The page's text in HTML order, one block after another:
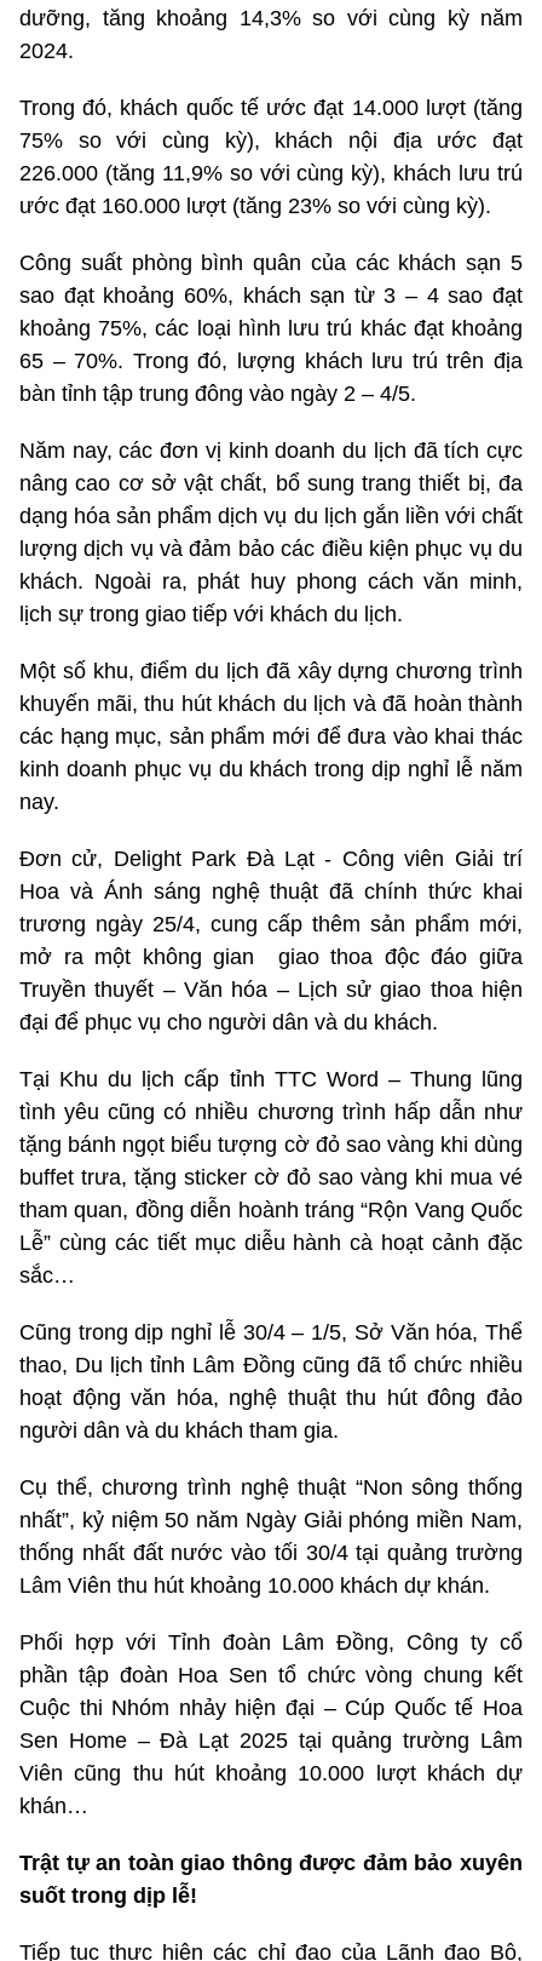
dưỡng, tăng khoảng 14,3% so với cùng kỳ năm
2024.
Trong đó, khách quốc tế ước đạt 14.000 lượt (tăng
75% so với cùng kỳ), khách nội địa ước đạt
226.000 (tăng 11,9% so với cùng kỳ), khách lưu trú
ước đạt 160.000 lượt (tăng 23% so với cùng kỳ).
Công suất phòng bình quân của các khách sạn 5
sao đạt khoảng 60%, khách sạn từ 3 – 4 sao đạt
khoảng 75%, các loại hình lưu trú khác đạt khoảng
65 – 70%. Trong đó, lượng khách lưu trú trên địa
bàn tỉnh tập trung đông vào ngày 2 – 4/5.
Năm nay, các đơn vị kinh doanh du lịch đã tích cực
nâng cao cơ sở vật chất, bổ sung trang thiết bị, đa
dạng hóa sản phẩm dịch vụ du lịch gắn liền với chất
lượng dịch vụ và đảm bảo các điều kiện phục vụ du
khách. Ngoài ra, phát huy phong cách văn minh,
lịch sự trong giao tiếp với khách du lịch.
Một số khu, điểm du lịch đã xây dựng chương trình
khuyến mãi, thu hút khách du lịch và đã hoàn thành
các hạng mục, sản phẩm mới để đưa vào khai thác
kinh doanh phục vụ du khách trong dịp nghỉ lễ năm
nay.
Đơn cử, Delight Park Đà Lạt - Công viên Giải trí
Hoa và Ánh sáng nghệ thuật đã chính thức khai
trương ngày 25/4, cung cấp thêm sản phẩm mới,
mở ra một không gian giao thoa độc đáo giữa
Truyền thuyết – Văn hóa – Lịch sử giao thoa hiện
đại để phục vụ cho người dân và du khách.
Tại Khu du lịch cấp tỉnh TTC Word – Thung lũng
tình yêu cũng có nhiều chương trình hấp dẫn như
tặng bánh ngọt biểu tượng cờ đỏ sao vàng khi dùng
buffet trưa, tặng sticker cờ đỏ sao vàng khi mua vé
tham quan, đồng diễn hoành tráng “Rộn Vang Quốc
Lễ” cùng các tiết mục diễu hành cà hoạt cảnh đặc
sắc…
Cũng trong dịp nghỉ lễ 30/4 – 1/5, Sở Văn hóa, Thể
thao, Du lịch tỉnh Lâm Đồng cũng đã tổ chức nhiều
hoạt động văn hóa, nghệ thuật thu hút đông đảo
người dân và du khách tham gia.
Cụ thể, chương trình nghệ thuật “Non sông thống
nhất”, kỷ niệm 50 năm Ngày Giải phóng miền Nam,
thống nhất đất nước vào tối 30/4 tại quảng trường
Lâm Viên thu hút khoảng 10.000 khách dự khán.
Phối hợp với Tỉnh đoàn Lâm Đồng, Công ty cổ
phần tập đoàn Hoa Sen tổ chức vòng chung kết
Cuộc thi Nhóm nhảy hiện đại – Cúp Quốc tế Hoa
Sen Home – Đà Lạt 2025 tại quảng trường Lâm
Viên cũng thu hút khoảng 10.000 lượt khách dự
khán…
Trật tự an toàn giao thông được đảm bảo xuyên
suốt trong dịp lễ!
Tiếp tục thực hiện các chỉ đạo của Lãnh đạo Bộ,